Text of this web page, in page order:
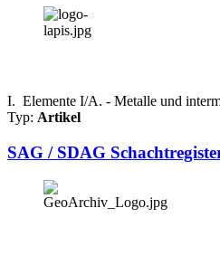
I. Elemente I/A. - Metalle und
Typ: Artikel
SAG / SDAG